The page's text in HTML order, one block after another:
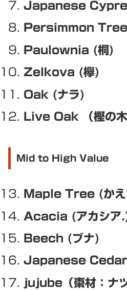
Japanese
Persimmon Tree
Paulownia (桐)
Zelkova (欅)
Oak (ナラ)
Live Oak （樫の
Mid to High Value
Maple Tree (かえ
Acacia (アカシア
Beech (ブナ)
Japanese
jujube（棗材：ナ